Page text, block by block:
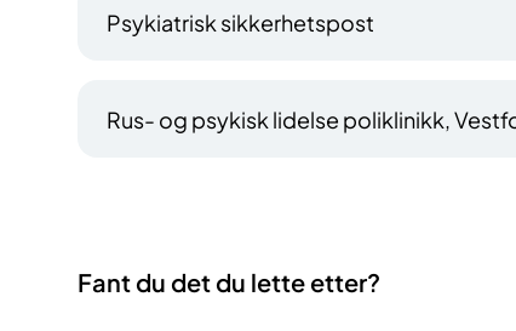
Psykiatrisk sikkerhetspost
Rus- og psykisk lidelse poliklinikk,
Fant du det du lette etter?